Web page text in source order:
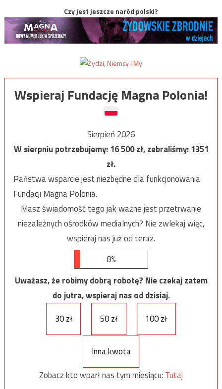
Czy jest jeszcze naród polski?
Wspieraj Fundację Magna Polonia!
Sierpień 2026
W sierpniu potrzebujemy:16 500zł, zebraliśmy:1351
zł.
Państwa wsparcie jest niezbędne dla funkcjonowania
Fundacji Magna Polonia.
Masz świadomość tego jak ważne jest przetrwanie
niezależnych ośrodków medialnych? Nie zwlekaj więc,
wspieraj nas już od teraz.
8%
Uważasz, że robimy dobrą robotę? Nie czekaj zatem
do jutra, wspieraj nas od dzisiaj.
30 zł
50 zł 100 zł
Inna kwota
Zobacz kto wparł nas tym miesiącu: Tutaj